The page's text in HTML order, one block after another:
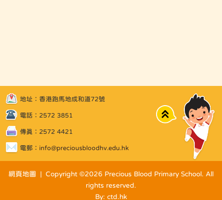
地址：香港跑馬地成和道72號
電話：2572 3851
傳真：2572 4421
電郵： info@preciousbloodhv.edu.hk
Top
網頁地圖 | Copyright ©2026 Precious Blood Primary School. All
rights reserved.
By: ctd.hk